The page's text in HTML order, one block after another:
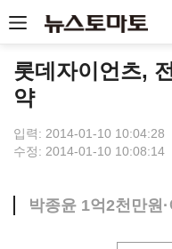
롯데자이언츠,
약
입력: 2014-01-10 10:04:28
수정: 2014-01-10 10:08:14
박종윤 1억2천만원